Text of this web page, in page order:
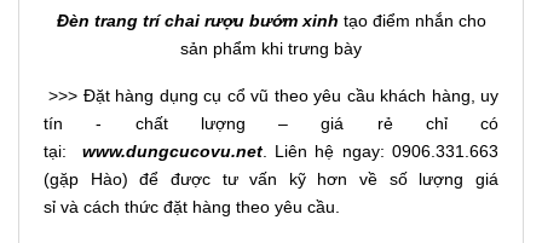
Đèn trang trí chai rượu bướm xinh tạo điểm nhắn cho
sản phẩm khi trưng bày
>>> Đặt hàng dụng cụ cổ vũ theo yêu cầu khách hàng, uy
tín - chất lượng – giá rẻ chỉ có
tại: www.dungcucovu.net. Liên hệ ngay: 0906.331.663
(gặp Hào) để được tư vấn kỹ hơn về số lượng giá
sỉ và cách thức đặt hàng theo yêu cầu.